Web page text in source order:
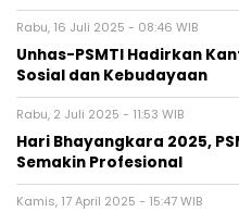
Rabu, 16 Juli 2025 - 08:46 WIB
Unhas-PSMTI Hadirkan
Sosial dan Kebudayaan
Rabu, 2 Juli 2025 - 11:53 WIB
Hari Bhayangkara 2025,
Semakin Profesional
Kamis, 17 April 2025 - 15:47 WIB